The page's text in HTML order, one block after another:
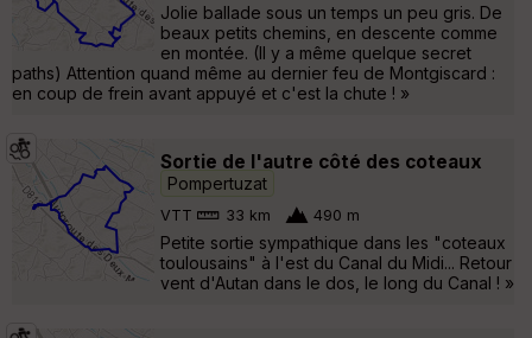
Jolie ballade sous un temps un peu gris. De
beaux petits chemins, en descente comme
en montée. (Il y a même quelque secret
paths) Attention quand même au dernier feu de Montgiscard :
en coup de frein avant appuyé et c'est la chute ! »
Sortie de l'autre côté des coteaux
Pompertuzat
VTT 33 km 490 m
Petite sortie sympathique dans les "coteaux
toulousains" à l'est du Canal du Midi... Retour
vent d'Autan dans le dos, le long du Canal ! »